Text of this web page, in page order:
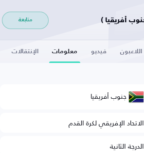
متابعة
اللاعبون فيديو معلومات الإنتقالات
جنوب أفريقيا
الاتحاد الإفريقي لكرة القدم
الدرجة الثانية